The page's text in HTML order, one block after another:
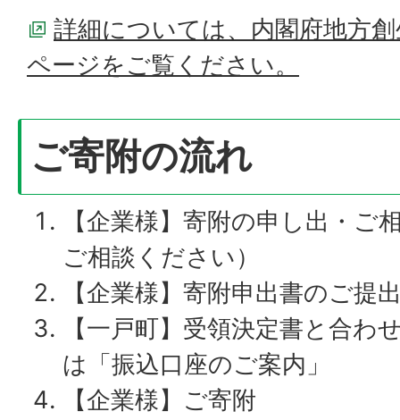
詳細については、内閣府地方
ページをご覧ください。
ご寄附の流れ
【企業様】寄附の申し出・ご
ご相談ください）
【企業様】寄附申出書のご提
【一戸町】受領決定書と合わ
は「振込口座のご案内」
【企業様】ご寄附